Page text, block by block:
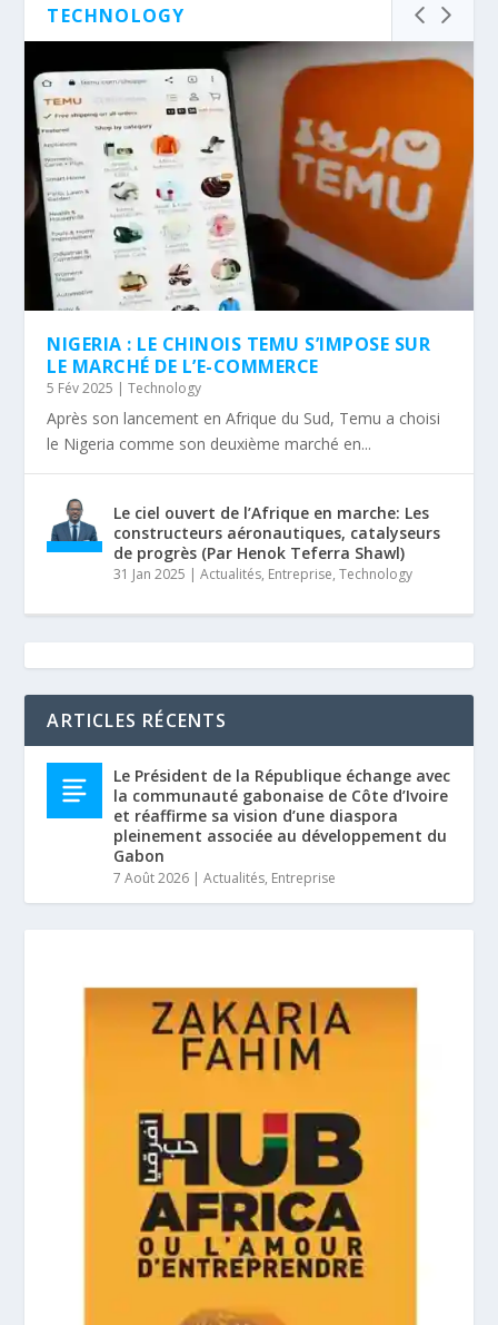
TECHNOLOGY
NIGERIA : LE CHINOIS TEMU S’IMPOSE SUR
LE MARCHÉ DE L’E-COMMERCE
5 Fév 2025 |Technology
Après son lancement en Afrique du Sud, Temu a choisi
le Nigeria comme son deuxième marché en...
Le ciel ouvert de l’Afrique en marche: Les
constructeurs aéronautiques, catalyseurs
de progrès (Par Henok Teferra Shawl)
31 Jan 2025 |Actualités, Entreprise,Technology
ARTICLES RÉCENTS
Le Président de la République échange avec
la communauté gabonaise de Côte d’Ivoire
et réaffirme sa vision d’une diaspora
pleinement associée au développement du
Gabon
7 Août 2026 |Actualités, Entreprise